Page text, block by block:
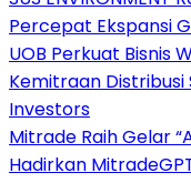
Percepat Ekspansi
UOB Perkuat Bisnis
Kemitraan
Investors
Mitrade Raih Gelar
Hadirkan